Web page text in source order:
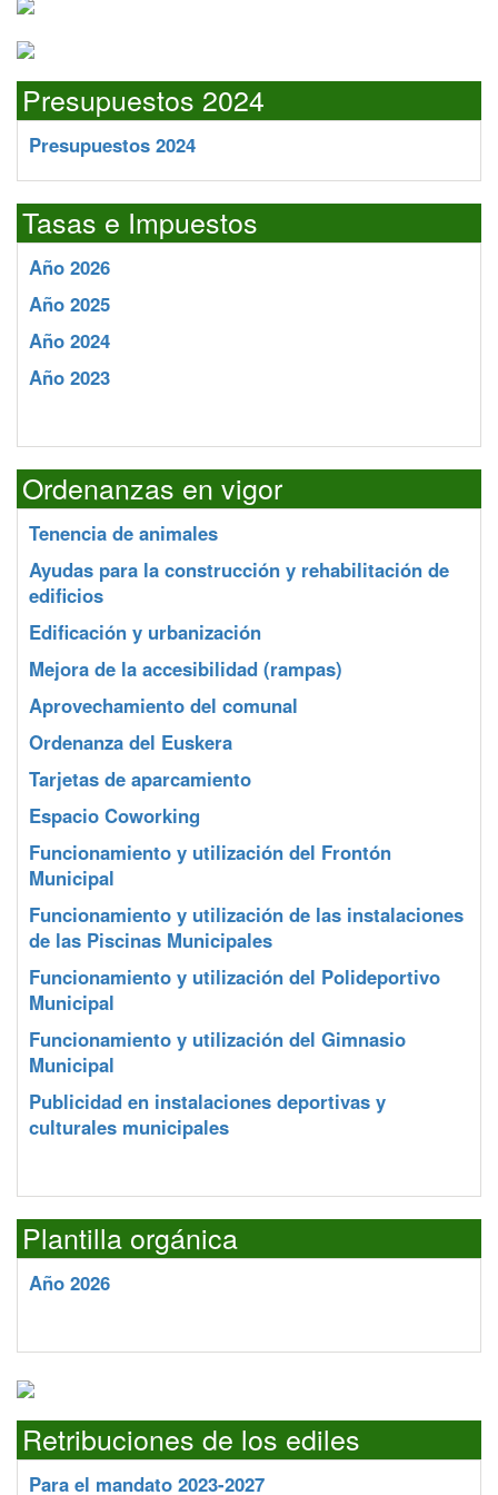
Presupuestos 2024
Presupuestos 2024
Tasas e Impuestos
Año 2026
Año 2025
Año 2024
Año 2023
Ordenanzas en vigor
Tenencia de animales
Ayudas para la construcción y rehabilitación de
edificios
Edificación y urbanización
Mejora de la accesibilidad (rampas)
Aprovechamiento del comunal
Ordenanza del Euskera
Tarjetas de aparcamiento
Espacio Coworking
Funcionamiento y utilización del Frontón
Municipal
Funcionamiento y utilización de las instalaciones
de las Piscinas Municipales
Funcionamiento y utilización del Polideportivo
Municipal
Funcionamiento y utilización del Gimnasio
Municipal
Publicidad en instalaciones deportivas y
culturales municipales
Plantilla orgánica
Año 2026
Retribuciones de los ediles
Para el mandato 2023-2027